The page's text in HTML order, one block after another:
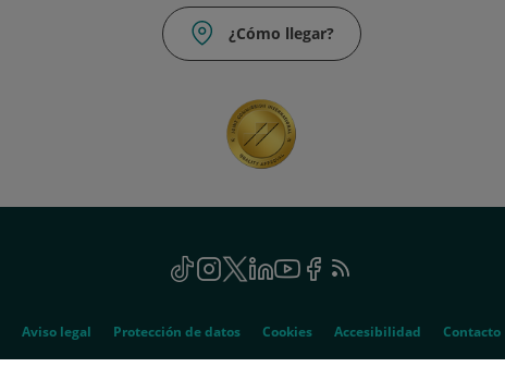
¿Cómo llegar?
TikTok
Enlace
a
aplicación
Instagram
Enlace
a
aplicación
Twitter
Enlace
a
aplicación
Linkedin
Enlace
a
aplicación
Youtube
Enlace
aplicación
Facebook
Enlace
aplicación
Feed
Aviso legal Protección de datos Cookies Accesibilidad Contacto